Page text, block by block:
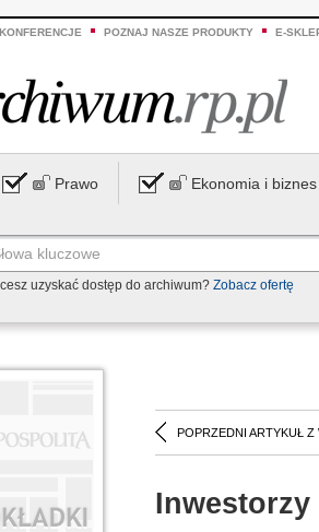
POZNAJ NASZE PRODUKTY E-
Prawo Ekonomia i biznes
uzyskać dostęp do archiwum? Zobacz ofertę
POPRZEDNI ARTYKUŁ Z